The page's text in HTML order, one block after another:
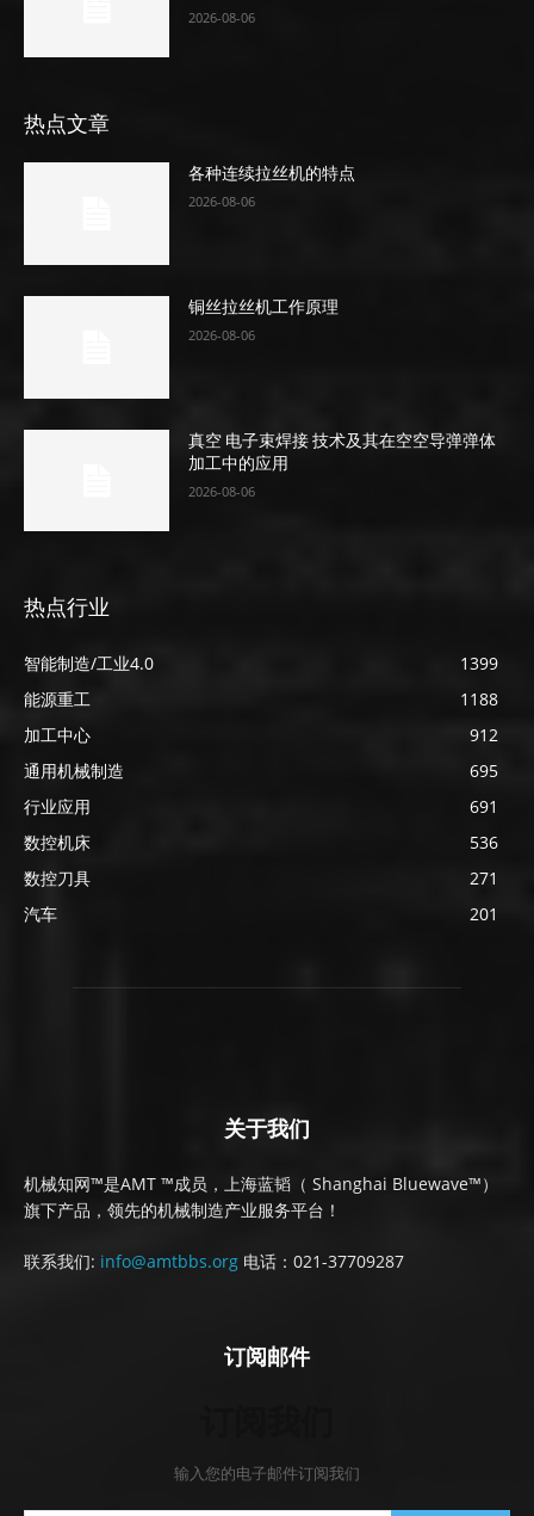
2026-08-06
热点文章
各种连续拉丝机的特点
2026-08-06
铜丝拉丝机工作原理
2026-08-06
真空 电子束焊接 技术及其在空空导弹弹体
加工中的应用
2026-08-06
热点行业
智能制造/工业4.0
1399
能源重工
1188
加工中心
912
通用机械制造
695
行业应用
691
数控机床
536
数控刀具
271
汽车
201
关于我们
机械知网™是AMT ™成员，上海蓝韬（ Shanghai Bluewave™）
旗下产品，领先的机械制造产业服务平台！
联系我们: info@amtbbs.org 电话：021-37709287
订阅邮件
输入您的电子邮件订阅我们